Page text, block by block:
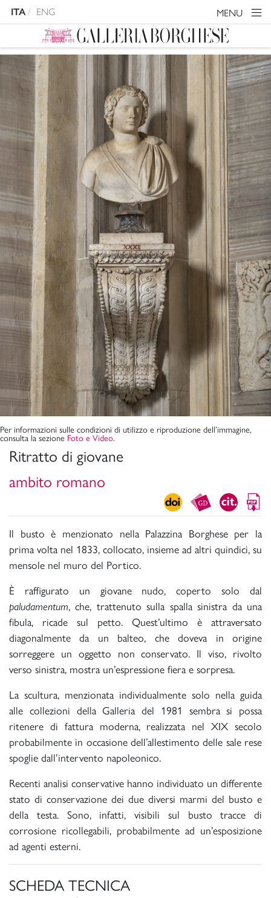
ITA ENG MENU
Ritratto di giovane
ambito romano
Il busto è menzionato nella Palazzina Borghese per la
prima volta nel 1833, collocato, insieme ad altri quindici, su
mensole nel muro del Portico.
È raffigurato un giovane nudo, coperto solo dal
paludamentum, che, trattenuto sulla spalla sinistra da una
fibula, ricade sul petto. Quest’ultimo è attraversato
diagonalmente da un balteo, che doveva in origine
sorreggere un oggetto non conservato. Il viso, rivolto
verso sinistra, mostra un’espressione fiera e sorpresa.
La scultura, menzionata individualmente solo nella guida
alle collezioni della Galleria del 1981 sembra si possa
ritenere di fattura moderna, realizzata nel XIX secolo
probabilmente in occasione dell’allestimento delle sale rese
spoglie dall’intervento napoleonico.
Recenti analisi conservative hanno individuato un differente
stato di conservazione dei due diversi marmi del busto e
della testa. Sono, infatti, visibili sul busto tracce di
corrosione ricollegabili, probabilmente ad un’esposizione
ad agenti esterni.
SCHEDA TECNICA
Per informazioni sulle condizioni di utilizzo e riproduzione dell’immagine,
consulta la sezione Foto e Video.